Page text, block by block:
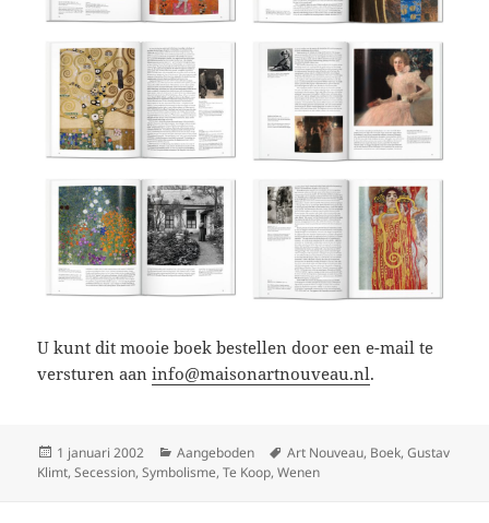
U kunt dit mooie boek bestellen door een e-mail te
versturen aaninfo@maisonartnouveau.nl.
Geplaatst
op
1 januari 2002 Categorieën
Aangeboden Tags
Art Nouveau, Boek,Gustav
Klimt,Secession,Symbolisme,Te Koop,Wenen